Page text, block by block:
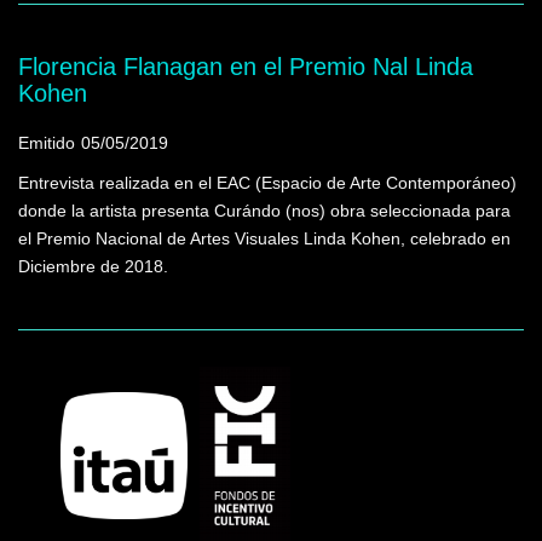
Florencia Flanagan en el Premio Nal Linda
Kohen
Emitido 05/05/2019
Entrevista realizada en el EAC (Espacio de Arte Contemporáneo)
donde la artista presenta Curándo (nos) obra seleccionada para
el Premio Nacional de Artes Visuales Linda Kohen, celebrado en
Diciembre de 2018.